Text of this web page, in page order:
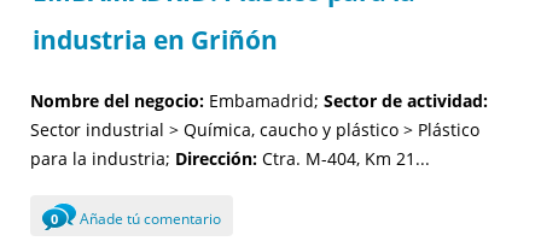
industria en Griñón
Nombre del negocio: Embamadrid; Sector de actividad:
Sector industrial > Química, caucho y plástico > Plástico
para la industria; Dirección: Ctra. M-404, Km 21...
0 Añade tú comentario